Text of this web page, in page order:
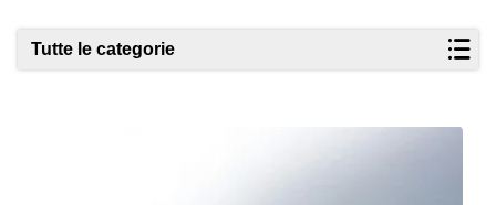
Tutte le categorie